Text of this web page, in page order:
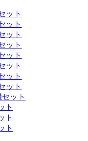
ット
ット
ット
ット
ット
ット
ット
ット
ット
ト
ト
ト